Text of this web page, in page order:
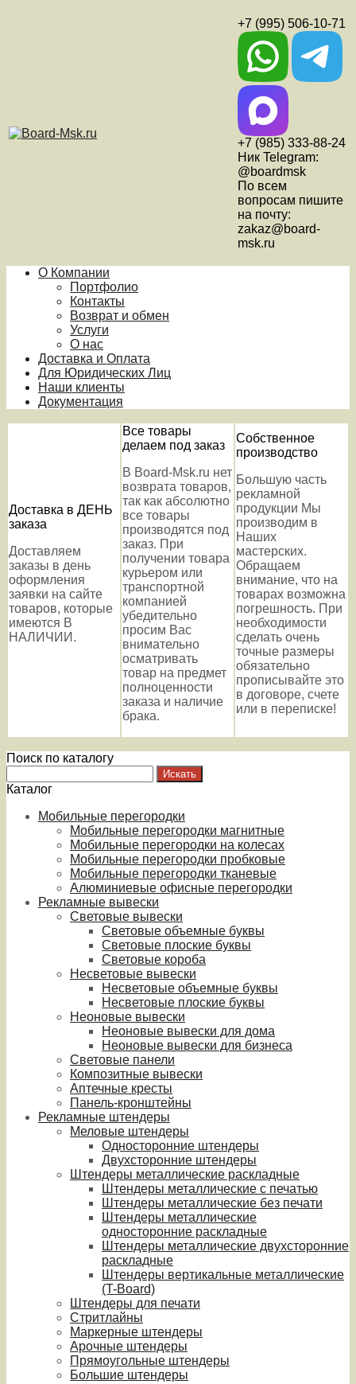
+7 (995) 506-10-71
+7 (985) 333-88-24
Ник Telegram:
@boardmsk
По всем
вопросам пишите
на почту:
zakaz@board-
msk.ru
О Компании
Портфолио
Контакты
Возврат и обмен
Услуги
О нас
Доставка и Оплата
Для Юридических Лиц
Наши клиенты
Документация
Доставка в ДЕНЬ
заказа
Доставляем
заказы в день
оформления
заявки на сайте
товаров, которые
имеются В
НАЛИЧИИ.
Все товары
делаем под заказ
В Board-Msk.ru нет
возврата товаров,
так как абсолютно
все товары
производятся под
заказ. При
получении товара
курьером или
транспортной
компанией
убедительно
просим Вас
внимательно
осматривать
товар на предмет
полноценности
заказа и наличие
брака.
Собственное
производство
Большую часть
рекламной
продукции Мы
производим в
Наших
мастерских.
Обращаем
внимание, что на
товарах возможна
погрешность. При
необходимости
сделать очень
точные размеры
обязательно
прописывайте это
в договоре, счете
или в переписке!
Поиск по каталогу
Каталог
Мобильные перегородки
Мобильные перегородки магнитные
Мобильные перегородки на колесах
Мобильные перегородки пробковые
Мобильные перегородки тканевые
Алюминиевые офисные перегородки
Рекламные вывески
Световые вывески
Световые объемные буквы
Световые плоские буквы
Световые короба
Несветовые вывески
Несветовые объемные буквы
Несветовые плоские буквы
Неоновые вывески
Неоновые вывески для дома
Неоновые вывески для бизнеса
Световые панели
Композитные вывески
Аптечные кресты
Панель-кронштейны
Рекламные штендеры
Меловые штендеры
Односторонние штендеры
Двухсторонние штендеры
Штендеры металлические раскладные
Штендеры металлические с печатью
Штендеры металлические без печати
Штендеры металлические
односторонние раскладные
Штендеры металлические двухсторонние
раскладные
Штендеры вертикальные металлические
(T-Board)
Штендеры для печати
Стритлайны
Маркерные штендеры
Арочные штендеры
Прямоугольные штендеры
Большие штендеры